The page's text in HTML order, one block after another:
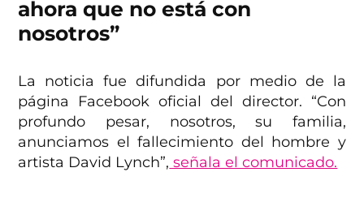
ahora que no está con
nosotros”
La noticia fue difundida por medio de la
página Facebook oficial del director. “Con
profundo pesar, nosotros, su familia,
anunciamos el fallecimiento del hombre y
artista David Lynch”, señala el comunicado.